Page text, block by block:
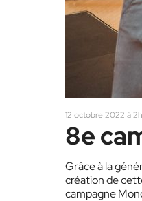
12 octobre 2022 à
8e
Grâce à la
création de
campagne